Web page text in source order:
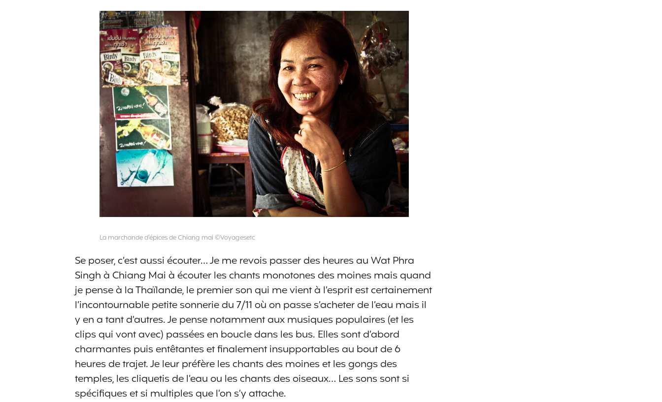
La marchande d’épices de Chiang mai ©Voyagesetc
Se poser, c’est aussi écouter… Je me revois passer des heures au Wat Phra
Singh à Chiang Mai à écouter les chants monotones des moines mais quand
je pense à la Thaïlande, le premier son qui me vient à l’esprit est certainement
l’incontournable petite sonnerie du 7/11 où on passe s’acheter de l’eau mais il
y en a tant d’autres. Je pense notamment aux musiques populaires (et les
clips qui vont avec) passées en boucle dans les bus. Elles sont d’abord
charmantes puis entêtantes et finalement insupportables au bout de 6
heures de trajet. Je leur préfère les chants des moines et les gongs des
temples, les cliquetis de l’eau ou les chants des oiseaux… Les sons sont si
spécifiques et si multiples que l’on s’y attache.